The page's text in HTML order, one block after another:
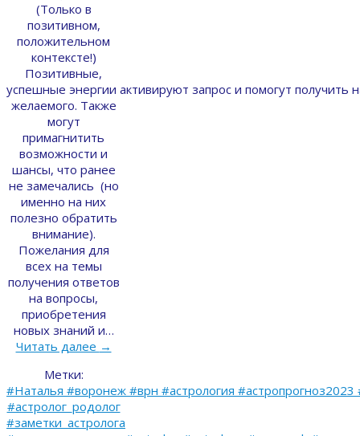
(Только в
позитивном,
положительном
контексте!)
Позитивные,
успешные энергии активируют запрос и помогут получить
желаемого. Также
могут
примагнитить
возможности и
шансы, что ранее
не замечались (но
именно на них
полезно обратить
внимание).
Пожелания для
всех на темы
получения ответов
на вопросы,
приобретения
новых знаний и…
Читать далее →
Метки:
#Наталья #воронеж #врн #астрология #астропрогноз2023
#астролог_родолог
#заметки_астролога